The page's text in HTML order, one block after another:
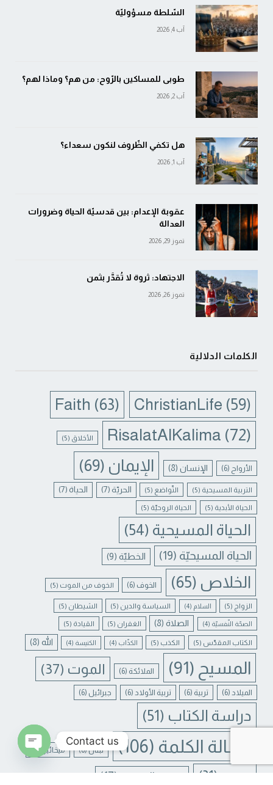
السّلطة مسؤوليّة
آب 4, 2026
طوبى للمساكين بالرّوح: من هم؟ وماذا لهم؟
آب 2, 2026
هل تكفي الظّروف لنكون سعداء؟
آب 1, 2026
عقوبة الإعدام: بين قدسيّة الحياة وضرورات
العدالة
تموز 29, 2026
الاجتهاد: ثروة لا تُقدَّر بثمن
تموز 26, 2026
الكلمات الدلالية
ChristianLife (59)
Faith (63)
RisalatAlKalima (72) الأخلاق (5)
الأرواح (6) الإنسان(8) الإيمان (69)
التربية المسيحية (5) التّواضع (5) الحريّة (7) الحياة (7)
الحياة الأبدية (5) الحياة الروحيّة (5)
الحياة المسيحية (54)
الحياة المسيحيّة (19) الخطيّة (9)
الخلاص (65) الخوف (6) الخوف من الموت (5)
الزواج (5) السلام (4) السياسة والدين (5) الشيطان (5)
الصحّة النّفسيّة (4) الصلاة(8) الغفران (5) القيادة (5)
الكتاب المقدّس (5) الكذب (5) الكذّاب (4) الكنيسة (4) الله (8)
المسيح (91) الملائكة (6) الموت (37)
الميلاد (6) تربية (6) تربية الأولاد (6) جبرائيل (6)
دراسة الكتاب (51)
رسالة الكلمة (106) لبنان(6) ميخائيل(6)
(31) يسوع المسيح (17)
Contact us